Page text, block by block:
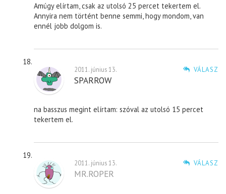
Amúgy elírtam, csak az utolsó 25 percet tekertem el.
Annyira nem történt benne semmi, hogy mondom, van
ennél jobb dolgom is.
VÁLASZ
2011. június 13.
SPARROW
na basszus megint elírtam: szóval az utolsó 15 percet
tekertem el.
VÁLASZ
2011. június 13.
MR.ROPER